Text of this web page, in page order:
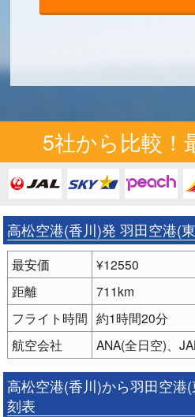
5社から比較！
高松空港(香川)発 羽田空港(
最安価
¥12550
距離
711km
フライト時間 約1時間20分
航空会社
ANA(全日空)、
高松空港(香川)から羽田空港
刻表